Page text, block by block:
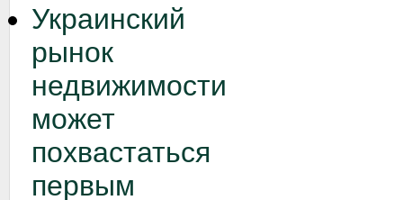
Украинский
рынок
недвижимости
может
похвастаться
первым